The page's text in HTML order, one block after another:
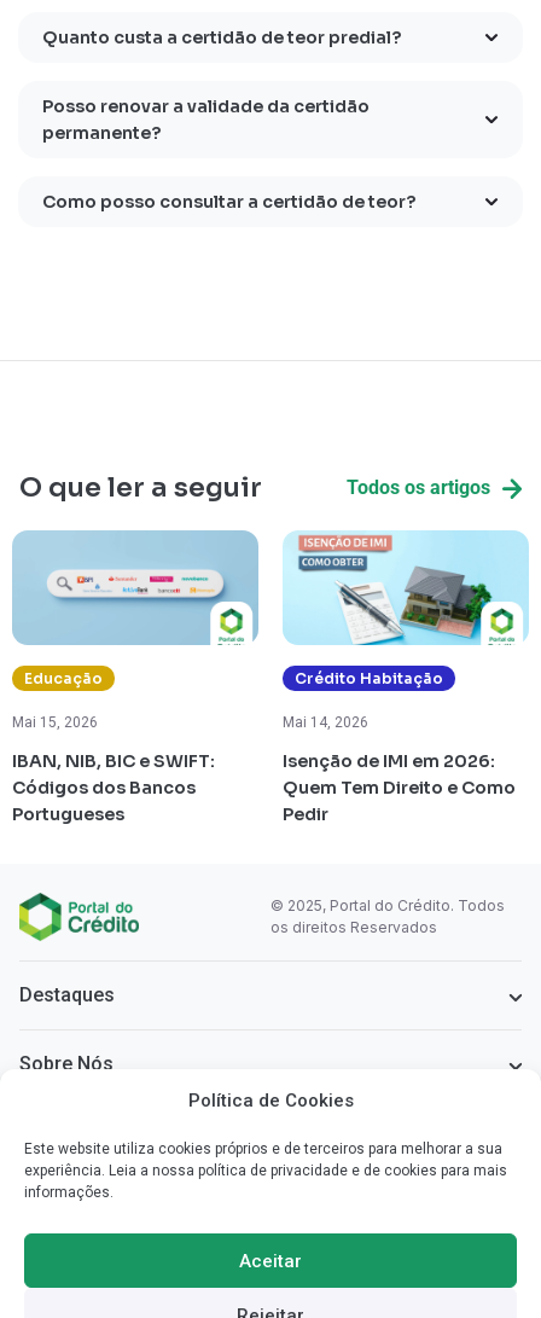
Política de Cookies
Este website utiliza cookies próprios e de terceiros para melhorar a sua
experiência. Leia a nossa política de privacidade e de cookies para mais
informações.
Aceitar
Quanto custa a certidão de teor predial?
Posso renovar a validade da certidão
permanente?
Como posso consultar a certidão de teor?
O que ler a seguir Todos os artigos
Educação
Mai 15, 2026
IBAN, NIB, BIC e SWIFT:
Códigos dos Bancos
Portugueses
Crédito Habitação
Mai 14, 2026
Isenção de IMI em 2026:
Quem Tem Direito e Como
Pedir
© 2025, Portal do Crédito. Todos
os direitos Reservados
Destaques
Sobre Nós
Simplificamos a informação que necessita para poder escolher o